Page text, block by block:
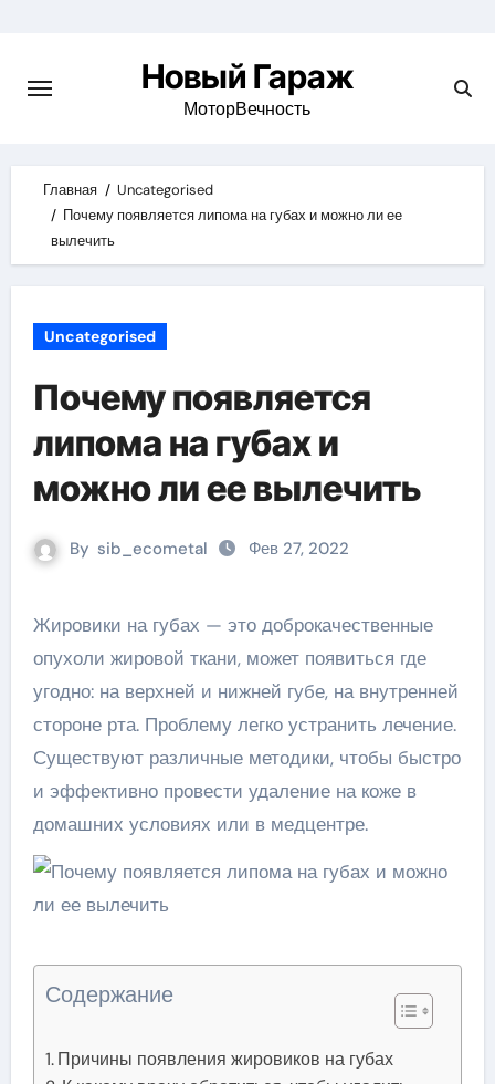
content
Новый Гараж
МоторВечность
Главная
Uncategorised
Почему появляется липома на губах и можно ли ее
вылечить
Uncategorised
Почему появляется
липома на губах и
можно ли ее вылечить
By sib_ecometal Фев 27, 2022
Жировики на губах — это доброкачественные
опухоли жировой ткани, может появиться где
угодно: на верхней и нижней губе, на внутренней
стороне рта. Проблему легко устранить лечение.
Существуют различные методики, чтобы быстро
и эффективно провести удаление на коже в
домашних условиях или в медцентре.
Содержание
Причины появления жировиков на губах